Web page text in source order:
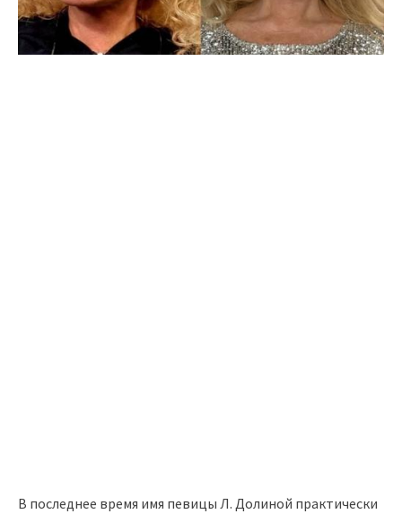
В последнее время имя певицы Л. Долиной практически